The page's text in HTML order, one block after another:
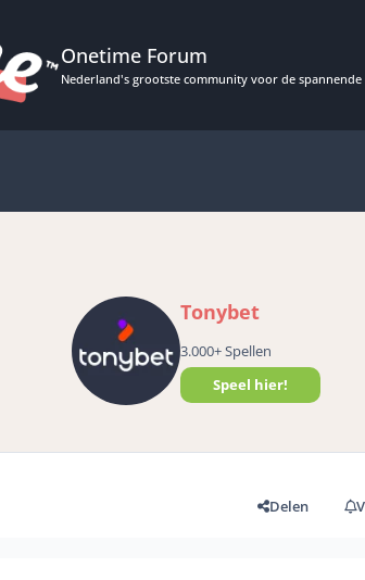
Onetime Forum
Nederland's grootste community voor de spannende
Tonybet
3.000+ Spellen
Speel hier!
Delen